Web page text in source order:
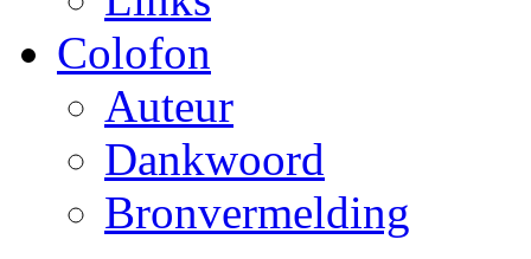
Colofon
Auteur
Dankwoord
Bronvermelding